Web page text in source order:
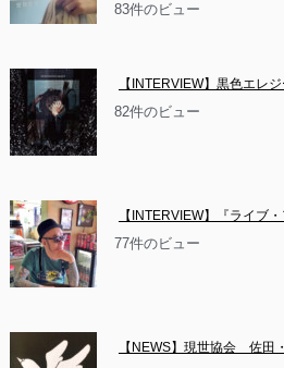
83件のビュー
【INTERVIEW】黒色エレ
82件のビュー
【INTERVIEW】『ライブ
77件のビュー
【NEWS】現世協会　佐田